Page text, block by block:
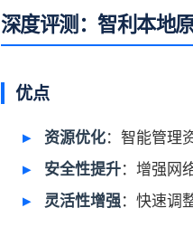
深度评测：智利本地
优点
资源优化：智能管理
安全性提升：增强网
灵活性增强：快速调